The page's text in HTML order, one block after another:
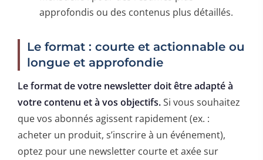
approfondis ou des contenus plus détaillés.
Le format : courte et actionnable ou
longue et approfondie
Le format de votre newsletter doit être adapté à
votre contenu et à vos objectifs.Si vous souhaitez
que vos abonnés agissent rapidement (ex. :
acheter un produit, s’inscrire à un événement),
optez pour une newsletter courte et axée sur